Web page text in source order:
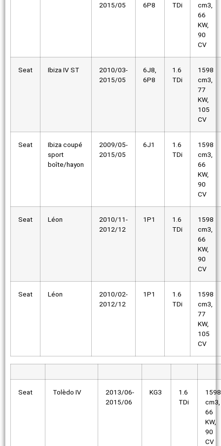
2015/05
6P8
TDi
cm3,
66
KW,
90
CV
Seat Ibiza IV ST
2010/03-
2015/05
6J8,
6P8
1.6
TDi
1598
cm3,
77
KW,
105
CV
Seat
Ibiza coupé
sport
boîte/hayon
2009/05-
2015/05
6J1
1.6
TDi
1598
cm3,
66
KW,
90
CV
Seat Léon
2010/11-
2012/12
1P1
1.6
TDi
1598
cm3,
66
KW,
90
CV
Seat Léon
2010/02-
2012/12
1P1
1.6
TDi
1598
cm3,
77
KW,
105
CV
Seat Tolèdo IV
2013/06-
2015/06
KG3
1.6
TDi
1598
cm3,
66
KW,
90
CV